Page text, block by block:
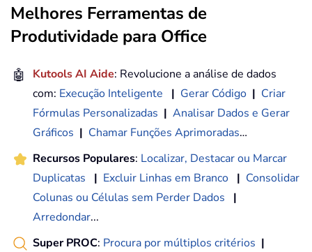
Melhores Ferramentas de
Produtividade para Office
🤖 Kutools AI Aide: Revolucione a análise de dados
com: Execução Inteligente | Gerar Código | Criar
Fórmulas Personalizadas | Analisar Dados e Gerar
Gráficos | Chamar Funções Aprimoradas…
Recursos Populares: Localizar, Destacar ou Marcar
Duplicatas
| Excluir Linhas em Branco | Consolidar
Colunas ou Células sem Perder Dados
|
Arredondar...
Super PROC: Procura por múltiplos critérios |